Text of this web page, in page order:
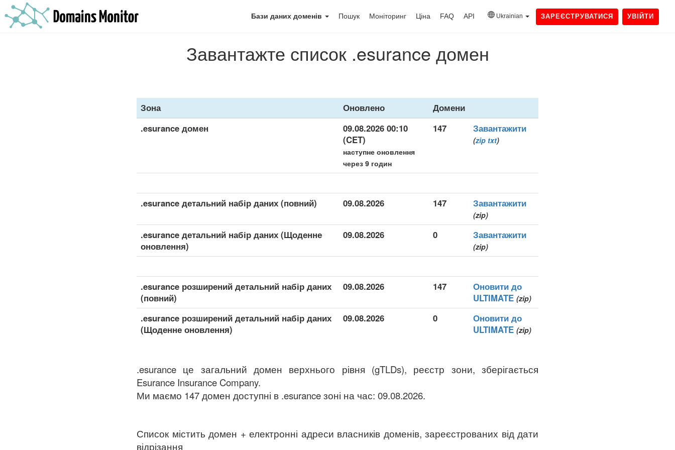
Бази даних доменів Пошук Моніторинг Ціна FAQ API Ukrainian ЗАРЕЄСТРУВАТИСЯ УВІЙТИ
Завантажте список .esurance домен
Зона Оновлено
Домени
.esurance домен
09.08.2026 00:10
(CET)
наступне оновлення
через 9 годин
147 Завантажити
(zip txt)
.esurance детальний набір даних (повний) 09.08.2026 147 Завантажити
(zip)
.esurance детальний набір даних (Щоденне
оновлення)
09.08.2026 0 Завантажити
(zip)
.esurance розширений детальний набір даних
(повний)
09.08.2026 147
Оновити до
ULTIMATE (zip)
.esurance розширений детальний набір даних
(Щоденне оновлення)
09.08.2026 0
Оновити до
ULTIMATE (zip)
.esurance це загальний домен верхнього рівня (gTLDs), реєстр зони, зберігається
Esurance Insurance Company.
Ми маємо 147 домен доступні в .esurance зоні на час: 09.08.2026.
Список містить домен + електронні адреси власників доменів, зареєстрованих від дати
відрізання